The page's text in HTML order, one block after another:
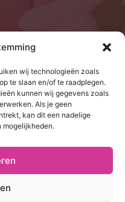
wij technologieën zoals
te slaan en/of te raadplegen.
kunnen wij gegevens zoals
Als je geen
kan dit een nadelige
mogelijkheden.
Katelijne-Waver